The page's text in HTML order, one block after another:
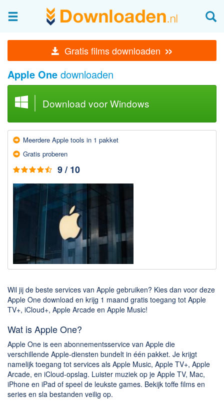
Gratis films downloaden »
Afbeeldingen & fotografie
Beheren en bekijken
Afbeelding & foto bewerken
Foto apps
Screenshots Maken
Audio & Video
Branden en Rippen
Converteren
Media streamen
Mediaspeler
Opnemen Audio en Video
Video bewerken
Downloaden
BitTorrent Clients
Onderhoud & Veiligheid
Computer opschonen
Veilig online
Productiviteit
Adresboek en contacten
Planning en organisatie
Tekst en Administratie
Apple One downloaden
Download voor Windows
Meerdere Apple tools in 1 pakket
Gratis proberen
9 / 10
Wil jij de beste services van Apple gebruiken? Kies dan voor deze
Apple One download en krijg 1 maand gratis toegang tot Apple
TV+, iCloud+, Apple Arcade en Apple Music!
Wat is Apple One?
Apple One is een abonnementsservice van Apple die
verschillende Apple-diensten bundelt in één pakket. Je krijgt
namelijk toegang tot services als Apple Music, Apple TV+, Apple
Arcade, en iCloud-opslag. Luister muziek op je Apple TV, Mac,
iPhone en iPad of speel de leukste games. Bekijk toffe films en
series en sla bestanden veilig op.